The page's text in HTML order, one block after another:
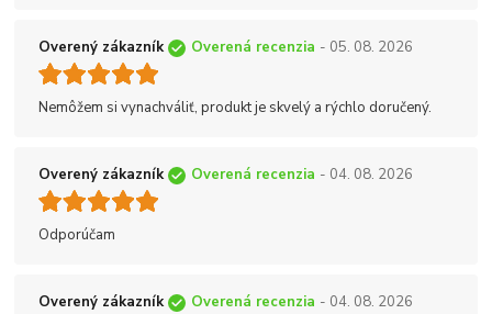
Overený zákazník Overená recenzia - 05. 08. 2026
Nemôžem si vynachváliť, produkt je skvelý a rýchlo doručený.
Overený zákazník Overená recenzia - 04. 08. 2026
Odporúčam
Overený zákazník Overená recenzia - 04. 08. 2026